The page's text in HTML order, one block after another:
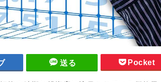
送る Pocket